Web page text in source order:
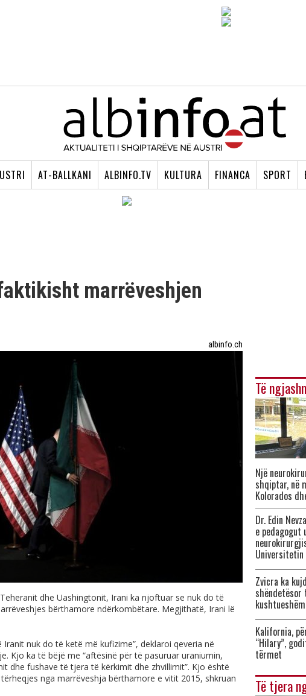
AT-BALLKANI ALBINFO.TV KULTURA FINANCA SPORT
marrëveshjen
albinfo.ch
dhe Uashingtonit, Irani ka njoftuar se nuk do të
bërthamore ndërkombëtare. Megjithatë, Irani lë
nuk do të ketë më kufizime”, deklaroi qeveria në
Kjo ka të bëjë me “aftësinë për të pasuruar uraniumin,
dhe fushave të tjera të kërkimit dhe zhvillimit”. Kjo është
nga marrëveshja bërthamore e vitit 2015, shkruan
Të
Një
shqiptar, në
Kolorados
Dr. Edin
e
Universitetin
Zvicra ka
Kalifornia,
“Hilary”,
tërmet
Të tjera